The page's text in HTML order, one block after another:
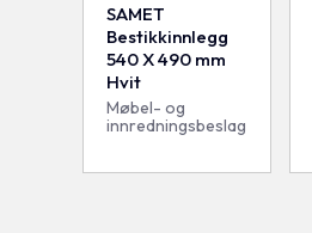
SAMET
Bestikkinnlegg
540 X 490 mm
Hvit
Møbel- og
innredningsbeslag